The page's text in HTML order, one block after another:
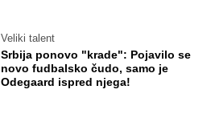
Veliki talent
Srbija ponovo "krade": Pojavilo se
novo fudbalsko čudo, samo je
Odegaard ispred njega!